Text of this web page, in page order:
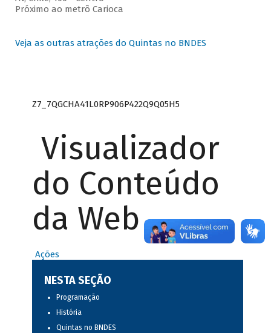
Próximo ao metrô Carioca
Veja as outras atrações do Quintas no BNDES
Z7_7QGCHA41L0RP906P422Q9Q05H5
Visualizador
do Conteúdo
da Web
Ações
NESTA SEÇÃO
Programação
História
Quintas no BNDES